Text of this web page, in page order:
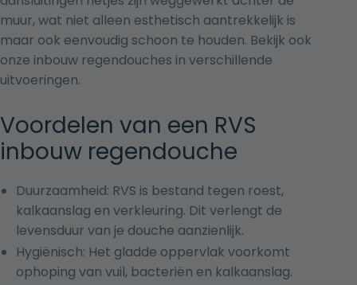
muur, wat niet alleen esthetisch aantrekkelijk is
maar ook eenvoudig schoon te houden. Bekijk ook
onze inbouw regendouches in verschillende
uitvoeringen.
Voordelen van een RVS
inbouw regendouche
Duurzaamheid: RVS is bestand tegen roest,
kalkaanslag en verkleuring. Dit verlengt de
levensduur van je douche aanzienlijk.
Hygiënisch: Het gladde oppervlak voorkomt
ophoping van vuil, bacteriën en kalkaanslag.